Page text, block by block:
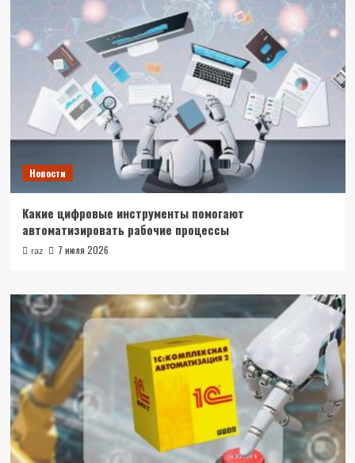
Новости
Какие цифровые инструменты помогают
автоматизировать рабочие процессы
raz 7 июля 2026